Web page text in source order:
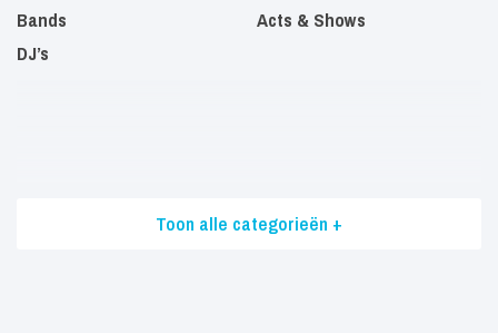
Bands
DJ’s
Acts & Shows
Toon alle categorieën +